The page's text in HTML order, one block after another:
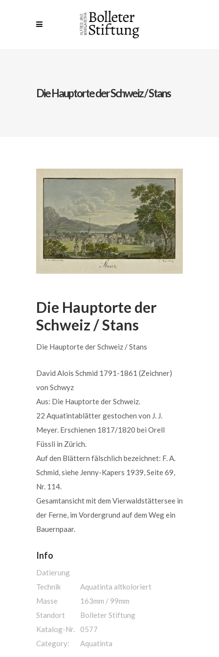
Die Hauptorte der Schweiz / Stans
Die Hauptorte der
Schweiz / Stans
Die Hauptorte der Schweiz / Stans
David Alois Schmid 1791-1861 (Zeichner)
von Schwyz
Aus: Die Hauptorte der Schweiz.
22 Aquatintablätter gestochen von J. J.
Meyer. Erschienen 1817/1820 bei Orell
Füssli in Zürich.
Auf den Blättern fälschlich bezeichnet: F. A.
Schmid, siehe Jenny-Kapers 1939, Seite 69,
Nr. 114.
Gesamtansicht mit dem Vierwaldstättersee in
der Ferne, im Vordergrund auf dem Weg ein
Bauernpaar.
Info
Datierung
Technik
Aquatinta altkoloriert
Masse
163mm / 99mm
Standort
Bolleter Stiftung
Katalog-Nr.
0577
Category:
Aquatinta